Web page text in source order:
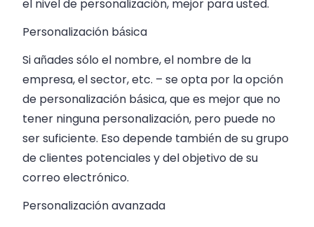
el nivel de personalización, mejor para usted.
Personalización básica
Si añades sólo el nombre, el nombre de la
empresa, el sector, etc. – se opta por la opción
de personalización básica, que es mejor que no
tener ninguna personalización, pero puede no
ser suficiente. Eso depende también de su grupo
de clientes potenciales y del objetivo de su
correo electrónico.
Personalización avanzada